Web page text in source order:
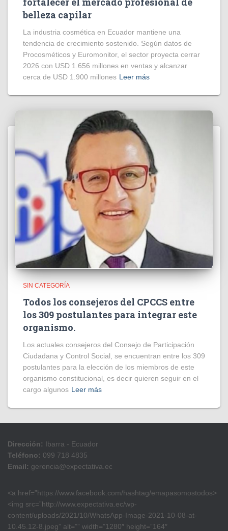
belleza capilar
La industria cosmética en Ecuador mantiene una
tendencia de crecimiento sostenido. Según datos de
Procosméticos y Euromonitor, el sector proyecta cerrar
2026 con USD 1.656 millones en ventas y alcanzar
cerca de USD 1.900 millones Leer más
SIN CATEGORÍA
Todos los consejeros del CPCCS entre
los 309 postulantes para integrar este
organismo.
Los actuales consejeros del Consejo de Participación
Ciudadana y Control Social, se encuentran entre los 309
postulantes para la elección de los miembros de este
organismo constitucional, es decir quieren seguir en el
cargo algunos Leer más
Dirección: Ibarra - Ecuador
Teléfono: 099 718 4835
Email: gerencia@expectativa.ec
<a href=”https://www.facebook.com/hashtag/emapasomostodos>
<img src=”http://www.expectativa.ec/wp-
content/uploads/2021/10/WhatsApp-Image-2021-10-08-at-
10.45.12-8.jpeg” alt=”” width=”1280″ height=”164″